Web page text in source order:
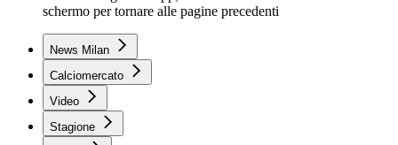
schermo per tornare alle pagine precedenti
News Milan
Calciomercato
Video
Stagione